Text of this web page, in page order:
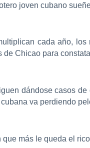
joven cubano
cada año,
de Chicao para
dándose casos
va perdiendo
que más le queda el